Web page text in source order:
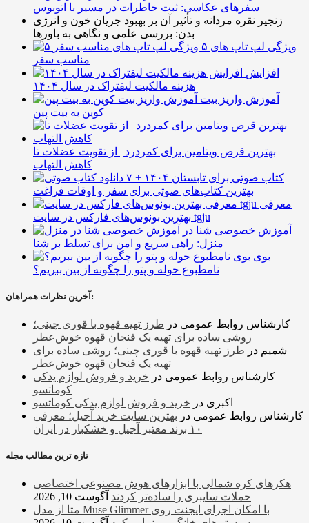
سفرهای عکاسی: ثبت خاطرات در مسیر با اتوبوس
زنجیر نقره مردانه و تأثیر آن بر بهبود جریان خون و انرژی
بدن: بررسی علمی و نگاهی به باورها
۵ ویژگی لپ تاپ های
مناسب سفر
افزایش
هزینه مالکیت لیفتراک در سال ۱۴۰۴
آموزش واریز بیت
کوین به بیت پین
بهترین قرص ویتامین برای کمردرد | از تقویت عضلات تا
کاهش التهاب
۷ کتاب صوتی برای تابستان ۱۴۰۴ +
بهترین کتاب‌های صوتی برای سفر و اوقات فراغت
معرفی
بهترین بونوس‌های فارکس در سایت tgju
آموزش خصوصی شنا در
منزل: راهی سریع و امن برای تسلط بر شنا
بوی
نامطبوع حوله و پتو را چگونه از بین ببریم؟
آخرین نظرات همراهان:
کارشناس روابط عمومی در طرز تهیه قهوه با قوری چینی؛
روشی ساده برای تهیه یک فنجان قهوه خوش‌عطر
شمیم در طرز تهیه قهوه با قوری چینی؛ روشی ساده برای
تهیه یک فنجان قهوه خوش‌عطر
کارشناس روابط عمومی در خرید و فروش لوازم یدکی
کوماتسو
اکبری در خرید و فروش لوازم یدکی کوماتسو
کارشناس روابط عمومی در بهترین سایت خرید آجیل؛ معرفی
۱۰ برند معتبر آجیل و خشکبار در ایران
تازه ترین مطالب مجله
هکرهای کره شمالی با ابزارهای هوش مصنوعی اختصاصی
حملات سایبری را ساده‌تر کردند آگوست 10, 2026
متا از مدل Muse Glimmer با امکان اجرای ایجنت روی